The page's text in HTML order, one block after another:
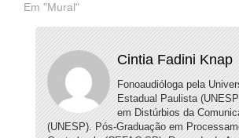
Em "Mural"
Cintia Fadini Knap
Fonoaudióloga pela
Estadual Paulista
em Distúrbios da
(UNESP). Pós-Graduação em